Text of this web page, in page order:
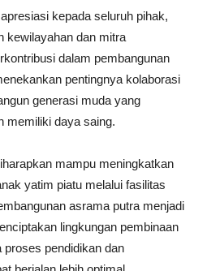
kepada seluruh pihak,
kewilayahan dan mitra
dalam pembangunan
pentingnya kolaborasi
generasi muda yang
memiliki daya saing.
mampu meningkatkan
yatim piatu melalui fasilitas
asrama putra menjadi
lingkungan pembinaan
proses pendidikan dan